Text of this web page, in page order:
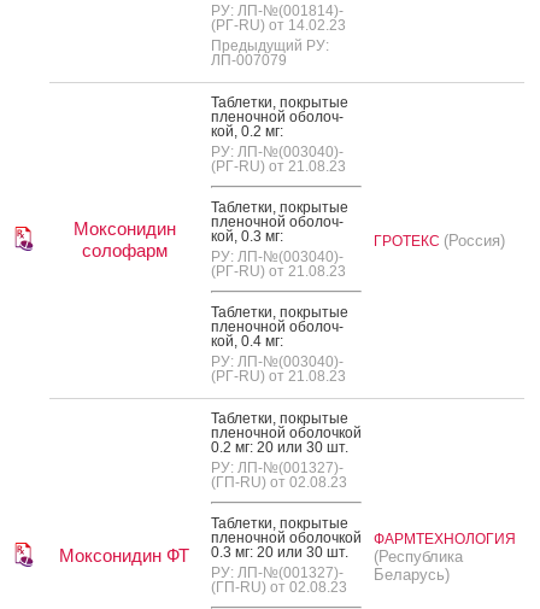
РУ: ЛП-№(001814)-
(РГ-RU) от 14.02.23
Предыдущий РУ:
ЛП-007079
Моксонидин
солофарм
Таб­летки, пок­ры­тые
пле­ноч­ной обо­лоч­
кой, 0.2 мг:
РУ: ЛП-№(003040)-
(РГ-RU) от 21.08.23
Таб­летки, пок­ры­тые
пле­ноч­ной обо­лоч­
кой, 0.3 мг:
РУ: ЛП-№(003040)-
(РГ-RU) от 21.08.23
Таб­летки, пок­ры­тые
пле­ноч­ной обо­лоч­
кой, 0.4 мг:
РУ: ЛП-№(003040)-
(РГ-RU) от 21.08.23
ГРОТЕКС (Россия)
Моксонидин ФТ
Таб­летки, пок­ры­тые
пле­ноч­ной обо­лоч­кой
0.2 мг: 20 или 30 шт.
РУ: ЛП-№(001327)-
(ГП-RU) от 02.08.23
Таб­летки, пок­ры­тые
пле­ноч­ной обо­лоч­кой
0.3 мг: 20 или 30 шт.
РУ: ЛП-№(001327)-
(ГП-RU) от 02.08.23
ФАРМТЕХНОЛОГИЯ
(Республика
Беларусь)